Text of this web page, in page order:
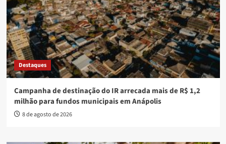
Destaques
Campanha de destinação do IR arrecada mais de R$ 1,2
milhão para fundos municipais em Anápolis
8 de agosto de 2026